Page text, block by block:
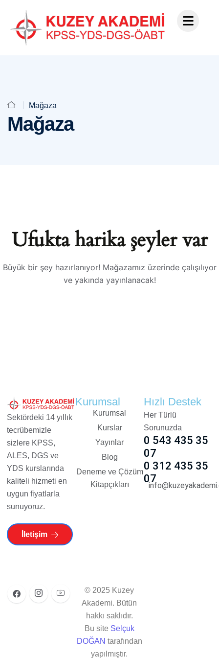
Mağaza
Mağaza
Ufukta harika şeyler var
Büyük bir şey hazırlanıyor! Mağazamız üzerinde çalışılıyor
ve yakında yayınlanacak!
Sektördeki 14 yıllık
tecrübemizle
sizlere KPSS,
ALES, DGS ve
YDS kurslarında
kaliteli hizmeti en
uygun fiyatlarla
sunuyoruz.
İletişim
Kurumsal
Kurumsal
Kurslar
Yayınlar
Blog
Deneme ve Çözüm
Kitapçıkları
Hızlı Destek
Her Türlü
Sorunuzda
0 543 435 35
07
0 312 435 35
07
© 2025 Kuzey
Akademi. Bütün
hakkı saklıdır.
Bu site Selçuk
DOĞAN tarafından
yapılmıştır.